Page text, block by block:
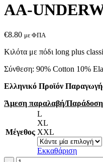
AA-
€8.80 με ΦΠΑ
Κιλότα με πόδι long plus
Σύνθεση: 90% Cotton 10%
Ελληνικό Προϊόν
Άμεση παραλαβή/Παράδοση
Μέγεθος
L
XL
XXL
Εκκαθάριση